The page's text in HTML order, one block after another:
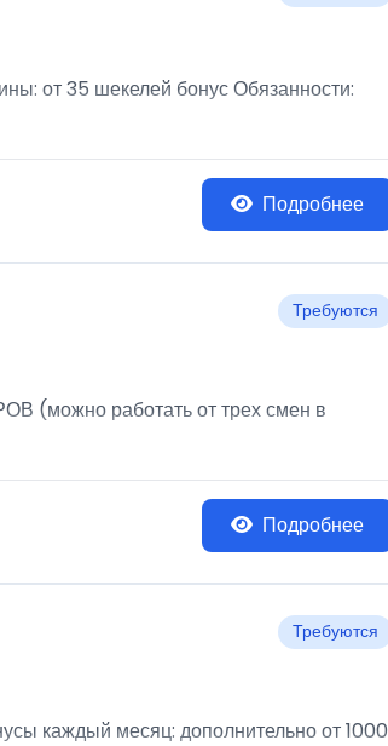
35 шекелей бонус Обязанности:
Подробнее
Требуются
работать от трех смен в
Подробнее
Требуются
каждый месяц: дополнительно от 1000